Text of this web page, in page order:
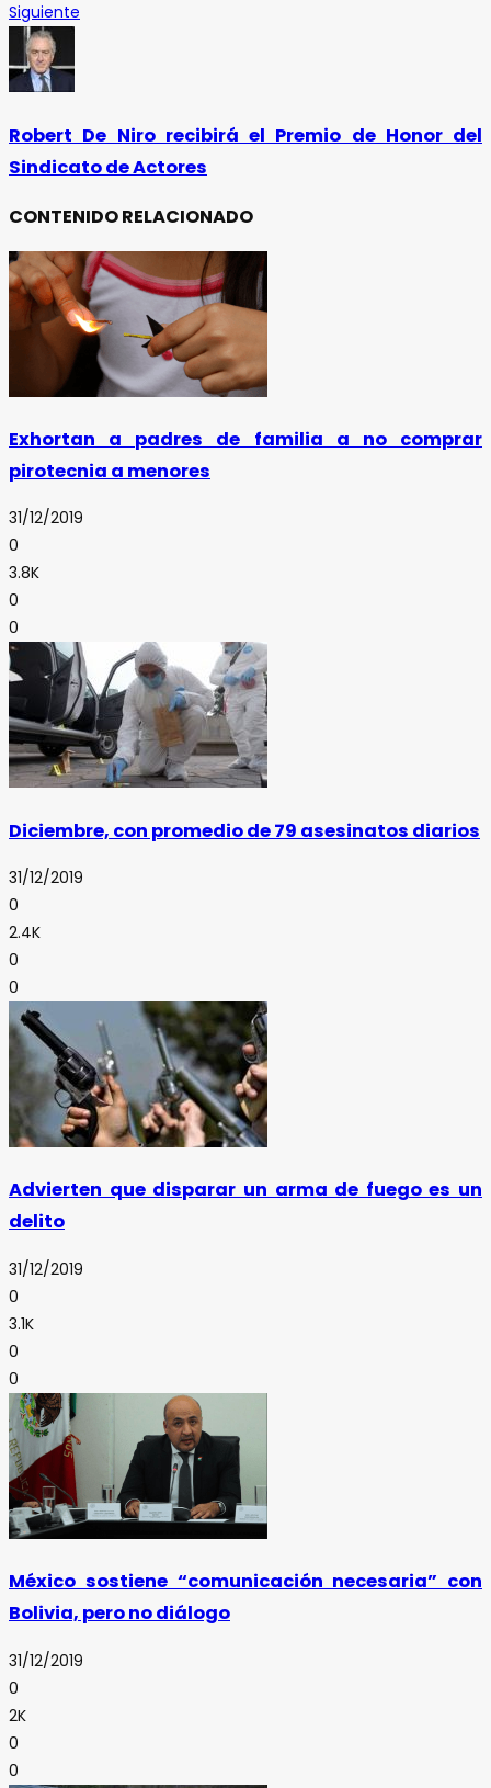
Siguiente
Robert De Niro recibirá el Premio de Honor del
Sindicato de Actores
CONTENIDO RELACIONADO
Exhortan a padres de familia a no comprar
pirotecnia a menores
31/12/2019
0
3.8K
0
0
Diciembre, con promedio de 79 asesinatos diarios
31/12/2019
0
2.4K
0
0
Advierten que disparar un arma de fuego es un
delito
31/12/2019
0
3.1K
0
0
México sostiene “comunicación necesaria” con
Bolivia, pero no diálogo
31/12/2019
0
2K
0
0